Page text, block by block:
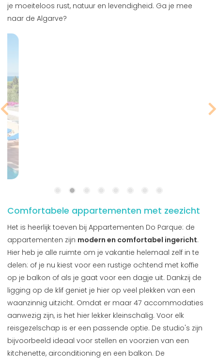
je moeiteloos rust, natuur en levendigheid. Ga je mee
naar de Algarve?
Comfortabele appartementen met zeezicht
Het is heerlijk toeven bij Appartementen Do Parque: de
appartementen zijn modern en comfortabel ingericht.
Hier heb je alle ruimte om je vakantie helemaal zelf in te
delen: of je nu kiest voor een rustige ochtend met koffie
op je balkon of als je gaat voor een dagje uit. Dankzij de
ligging op de klif geniet je hier op veel plekken van een
waanzinnig uitzicht. Omdat er maar 47 accommodaties
aanwezig zijn, is het hier lekker kleinschalig. Voor elk
reisgezelschap is er een passende optie. De studio's zijn
bijvoorbeeld ideaal voor stellen en voorzien van een
kitchenette, airconditioning en een balkon. De